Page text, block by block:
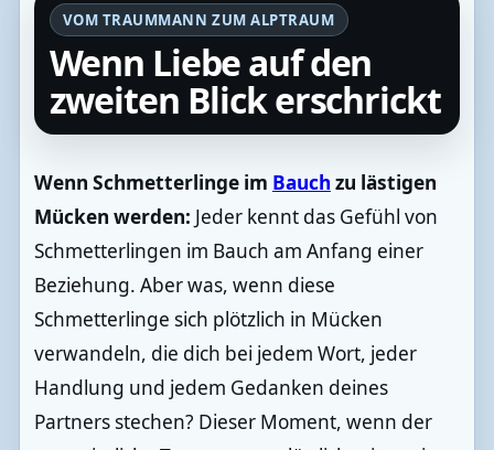
VOM TRAUMMANN ZUM ALPTRAUM
Wenn Liebe auf den
zweiten Blick erschrickt
Wenn Schmetterlinge im Bauch zu lästigen
Mücken werden: Jeder kennt das Gefühl von
Schmetterlingen im Bauch am Anfang einer
Beziehung. Aber was, wenn diese
Schmetterlinge sich plötzlich in Mücken
verwandeln, die dich bei jedem Wort, jeder
Handlung und jedem Gedanken deines
Partners stechen? Dieser Moment, wenn der